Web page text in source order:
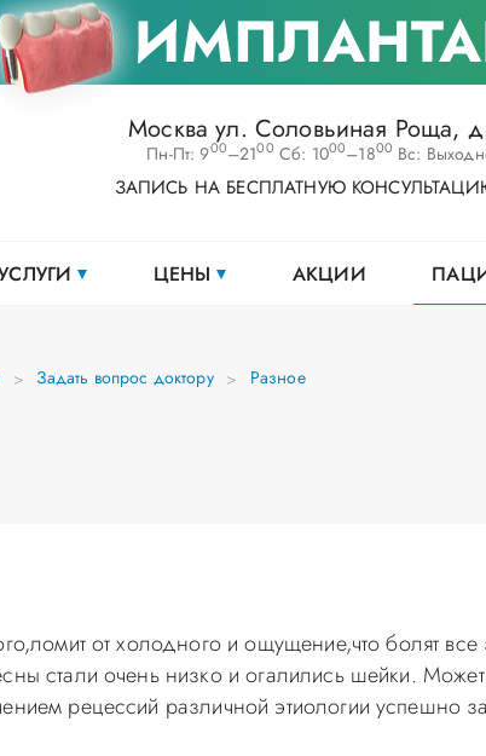
Москва ул. Соловьиная Роща,
Пн-Пт: 900–2100 Сб: 1000–1800 Вс:
ЗАПИСЬ НА БЕСПЛАТНУЮ
ЦЕНЫ АКЦИИ
Задать вопрос доктору Разное
от холодного и ощущение,что болят
стали очень низко и огалились шейки.
рецессий различной этиологии успешно